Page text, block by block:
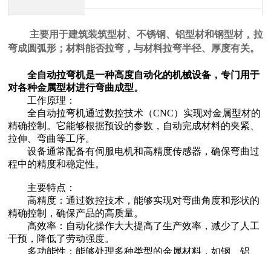
中航重工 大型拉弯机
江苏中航重工厂家定制四轴数控型材弯曲机
主要用于建筑装筑型材、不锈钢、铝型材和钢型材，拉
弯成圆弧形；材料能否拉弯，与材料拉弯半径、厚度有关。
全自动拉弯机是一种高度自动化的机械设备，专门用于
对各种金属型材进行弯曲成型。
工作原理：
全自动拉弯机通过数控技术（CNC）实现对金属型材的
精确控制。它能够根据预设的参数，自动完成材料的夹紧、
拉伸、弯曲等工序。
设备通常配备有伺服电机和高精度传感器，确保弯曲过
程中的精度和稳定性。
主要特点：
高精度：通过数控技术，能够实现对弯曲角度和形状的
精确控制，确保产品的高质量。
高效率：自动化操作大大提高了生产效率，减少了人工
干预，降低了劳动强度。
多功能性：能够处理多种类型的金属材料，如钢、铝、